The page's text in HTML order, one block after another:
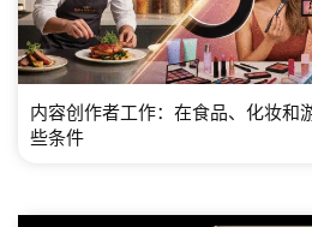
内容创作者工作：在食品、化妆和
些条件